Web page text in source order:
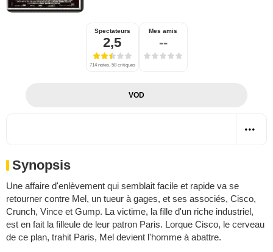
Spectateurs
2,5
714 notes, 58 critiques
Mes amis
--
VOD
Synopsis
Une affaire d'enlèvement qui semblait facile et rapide va se
retourner contre Mel, un tueur à gages, et ses associés, Cisco,
Crunch, Vince et Gump. La victime, la fille d'un riche industriel,
est en fait la filleule de leur patron Paris. Lorque Cisco, le cerveau
de ce plan, trahit Paris, Mel devient l'homme à abattre.